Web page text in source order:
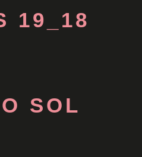
19_18
SOL